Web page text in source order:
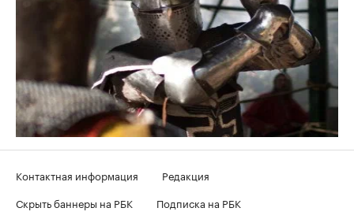
Контактная информация
Редакция
Скрыть баннеры на РБК
Подписка на РБК